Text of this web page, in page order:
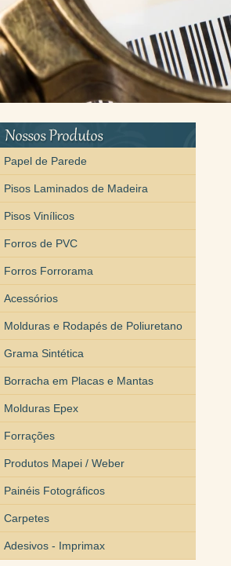
Papel de Parede
Pisos Laminados de Madeira
Pisos Vinílicos
Forros de PVC
Forros Forrorama
Acessórios
Molduras e Rodapés de Poliuretano
Grama Sintética
Borracha em Placas e Mantas
Molduras Epex
Forrações
Produtos Mapei / Weber
Painéis Fotográficos
Carpetes
Adesivos - Imprimax